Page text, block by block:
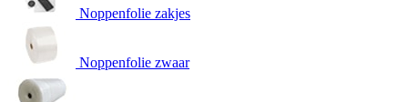
Noppenfolie zakjes
Noppenfolie zwaar